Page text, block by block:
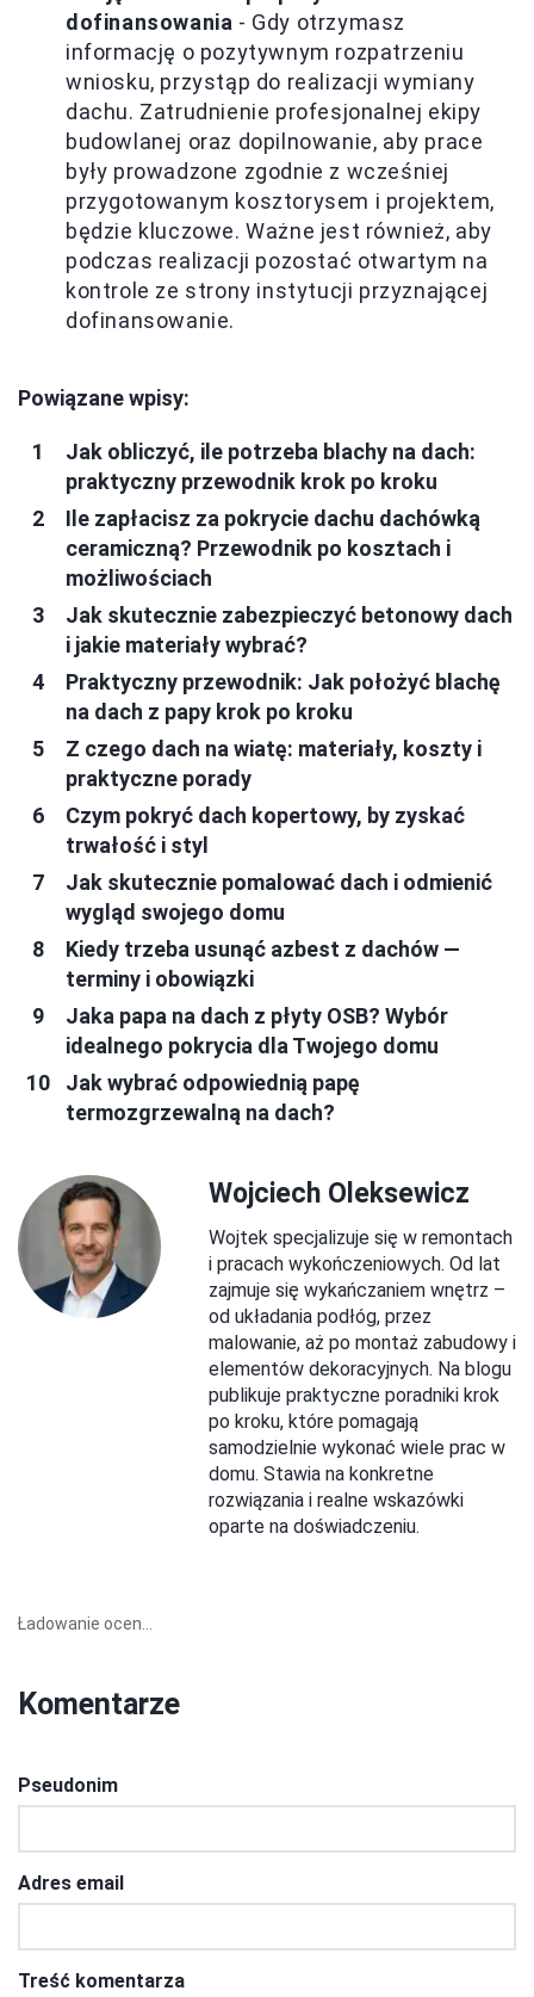
dofinansowania - Gdy otrzymasz
informację o pozytywnym rozpatrzeniu
wniosku, przystąp do realizacji wymiany
dachu. Zatrudnienie profesjonalnej ekipy
budowlanej oraz dopilnowanie, aby prace
były prowadzone zgodnie z wcześniej
przygotowanym kosztorysem i projektem,
będzie kluczowe. Ważne jest również, aby
podczas realizacji pozostać otwartym na
kontrole ze strony instytucji przyznającej
dofinansowanie.
Powiązane wpisy:
Jak obliczyć, ile potrzeba blachy na dach:
praktyczny przewodnik krok po kroku
Ile zapłacisz za pokrycie dachu dachówką
ceramiczną? Przewodnik po kosztach i
możliwościach
Jak skutecznie zabezpieczyć betonowy dach
i jakie materiały wybrać?
Praktyczny przewodnik: Jak położyć blachę
na dach z papy krok po kroku
Z czego dach na wiatę: materiały, koszty i
praktyczne porady
Czym pokryć dach kopertowy, by zyskać
trwałość i styl
Jak skutecznie pomalować dach i odmienić
wygląd swojego domu
Kiedy trzeba usunąć azbest z dachów —
terminy i obowiązki
Jaka papa na dach z płyty OSB? Wybór
idealnego pokrycia dla Twojego domu
Jak wybrać odpowiednią papę
termozgrzewalną na dach?
Wojciech Oleksewicz
Wojtek specjalizuje się w remontach
i pracach wykończeniowych. Od lat
zajmuje się wykańczaniem wnętrz –
od układania podłóg, przez
malowanie, aż po montaż zabudowy i
elementów dekoracyjnych. Na blogu
publikuje praktyczne poradniki krok
po kroku, które pomagają
samodzielnie wykonać wiele prac w
domu. Stawia na konkretne
rozwiązania i realne wskazówki
oparte na doświadczeniu.
Ładowanie ocen...
Komentarze
Pseudonim
Adres email
Treść komentarza